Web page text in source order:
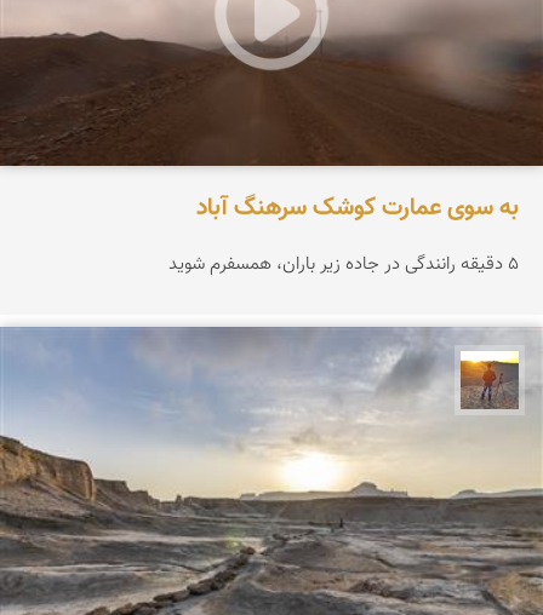
به سوی عمارت کوشک سرهنگ آباد
۵ دقیقه رانندگی در جاده زیر باران، همسفرم شوید
مهدی مخلصیان